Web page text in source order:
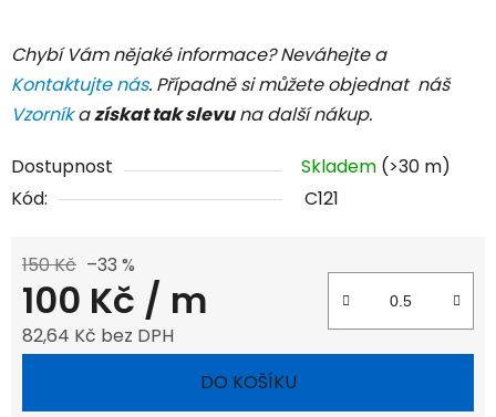
Chybí Vám nějaké informace? Neváhejte a
Kontaktujte nás. Případně si můžete objednat náš
Vzorníkazískat tak slevuna další nákup.
Dostupnost Skladem (>30 m)
Kód:
C121
150 Kč –33 %
100 Kč / m
82,64 Kč bez DPH
DO KOŠÍKU